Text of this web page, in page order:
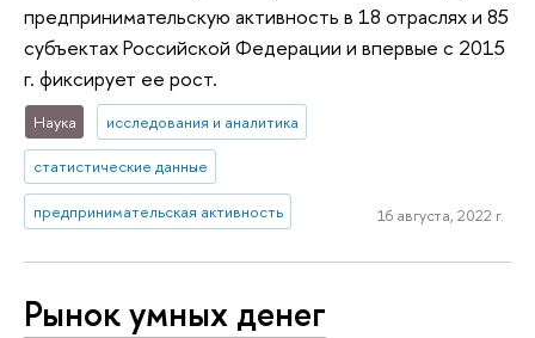
предпринимательскую активность в 18 отраслях и 85
субъектах Российской Федерации и впервые с 2015
г. фиксирует ее рост.
Наука исследования и аналитика
статистические данные
предпринимательская активность 16 августа, 2022 г.
Рынок умных денег